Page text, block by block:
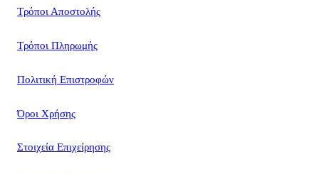
Τρόποι Αποστολής
Τρόποι Πληρωμής
Πολιτική Επιστροφών
Όροι Χρήσης
Στοιχεία Επιχείρησης